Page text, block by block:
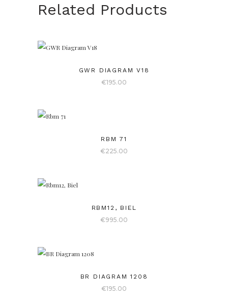
Related Products
GWR DIAGRAM V18
€195.00
RBM 71
€225.00
RBM12, BIEL
€995.00
BR DIAGRAM 1208
€195.00